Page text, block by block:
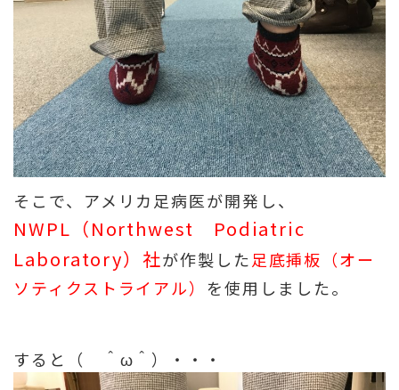
そこで、アメリカ足病医が開発し、
NWPL（Northwest Podiatric
Laboratory）社が作製した足底挿板（オー
ソティクストライアル） を使用しました。
すると（ ＾ω＾）・・・